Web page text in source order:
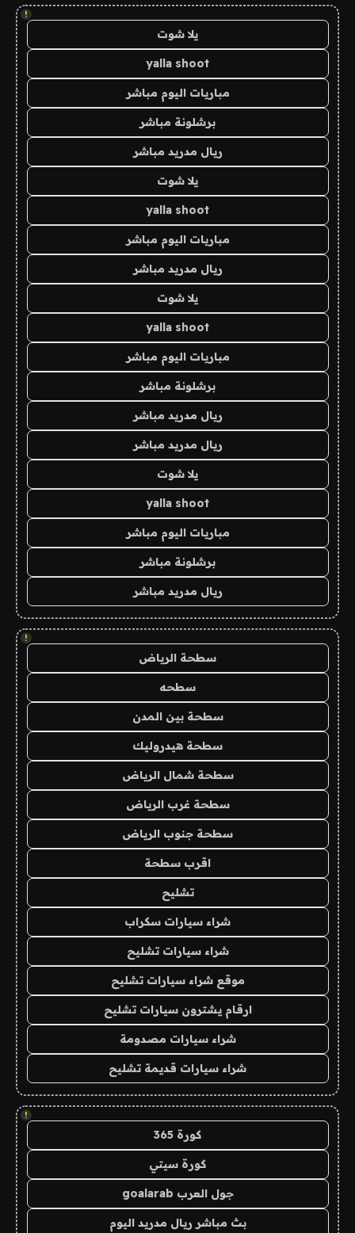
!
يلا شوت
yalla shoot
مباريات اليوم مباشر
برشلونة مباشر
ريال مدريد مباشر
يلا شوت
yalla shoot
مباريات اليوم مباشر
ريال مدريد مباشر
يلا شوت
yalla shoot
مباريات اليوم مباشر
برشلونة مباشر
ريال مدريد مباشر
ريال مدريد مباشر
يلا شوت
yalla shoot
مباريات اليوم مباشر
برشلونة مباشر
ريال مدريد مباشر
!
سطحة الرياض
سطحه
سطحة بين المدن
سطحة هيدروليك
سطحة شمال الرياض
سطحة غرب الرياض
سطحة جنوب الرياض
اقرب سطحة
تشليح
شراء سيارات سكراب
شراء سيارات تشليح
موقع شراء سيارات تشليح
ارقام يشترون سيارات تشليح
شراء سيارات مصدومة
شراء سيارات قديمة تشليح
!
كورة 365
كورة سيتي
جول العرب goalarab
بث مباشر ريال مدريد اليوم